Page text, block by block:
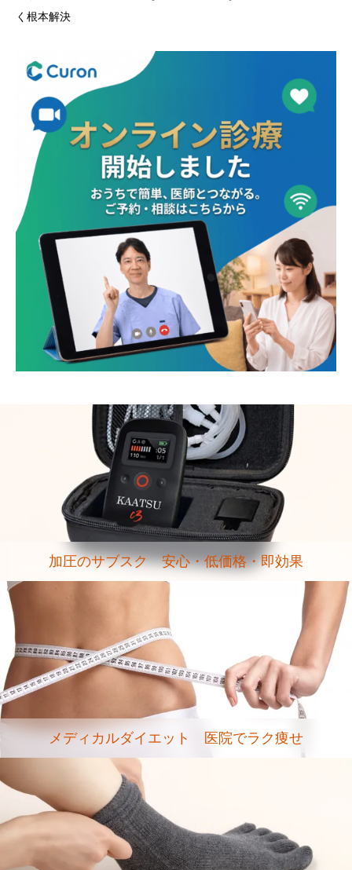
く根本解決
加圧のサブスク 安心・低価格・即効果
メディカルダイエット 医院でラク痩せ